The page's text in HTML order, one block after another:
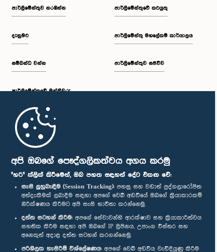
අපි ඔබගේ පෞද්ගලිකත්වය අගය කරමු
"හරි" ක්ලික් කිරීමෙන්, ඔබ පහත සඳහන් දේට එකඟ වේ:
සැසි ලුහුබැඳීම (Session Tracking): පහසු සහ වඩාත් පුද්ගලාරෝපිත
අත්දැකීමක් ලබාදීම සඳහා අපගේ වෙබ් අඩවියේ ඔබගේ ක්‍රියාකාරකම්
නිරීක්ෂණය කිරීමට අපි සැසි භාවිතා කරන්නෙමු.
දත්ත සටහන් කිරීම: අපගේ සේවාවන්හි ආරක්ෂාව සහ ක්‍රියාකාරීත්වය
සහතික කිරීම සඳහා අපි ඔබගේ IP ලිපිනය, උපාංග විස්තර සහ
අනෙකුත් අදාළ දත්ත සටහන් කරගන්නෙමු.
පරිශීලක හැසිරීම් විශ්ලේෂණය: අපගේ වෙබ් අඩවිය වැඩිදියුණු කිරීම
පාර්ලි‌මේන්තුව නරඹන්න
දැනුමට
සම්බන්ධ වන්න
පාර්ලි‌මේන්තුවේ මන්ත්‍රීවරු
මුල් පිටුව
පාර්ලිමේන්තුවේ කටයුතු
පාර්ලිමේන්තු මහලේකම් කාර්යාලය
පාර්ලිමේන්තුව සජීවීව
පාර්ලිමේන්තු ජංගම යෙදුම
අප හා සම්බන්ධ වී සිටින්න :
සම්මාන